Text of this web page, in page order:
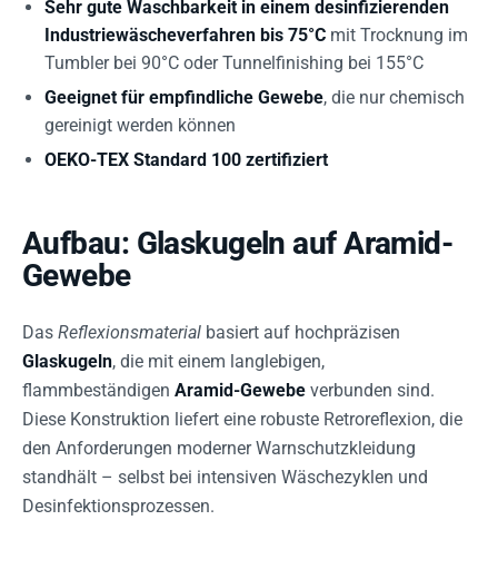
Sehr gute Waschbarkeit in einem desinfizierenden
Industriewäscheverfahren bis 75°C mit Trocknung im
Tumbler bei 90°C oder Tunnelfinishing bei 155°C
Geeignet für empfindliche Gewebe, die nur chemisch
gereinigt werden können
OEKO-TEX Standard 100 zertifiziert
Aufbau: Glaskugeln auf Aramid-
Gewebe
Das Reflexionsmaterial basiert auf hochpräzisen
Glaskugeln, die mit einem langlebigen,
flammbeständigen Aramid-Gewebe verbunden sind.
Diese Konstruktion liefert eine robuste Retroreflexion, die
den Anforderungen moderner Warnschutzkleidung
standhält – selbst bei intensiven Wäschezyklen und
Desinfektionsprozessen.